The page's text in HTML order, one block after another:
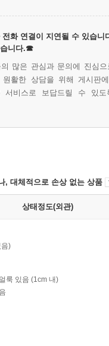
화 연결이 지연될 수 있습니
습니다.☎
의 많은 관심과 문의에 진심
활한 상담을 위해 게시판
비스로 보답드릴 수 있도
, 대체적으로 손상 없는 상품
상태정도(외관)
음)
룩 있음 (1cm 내)